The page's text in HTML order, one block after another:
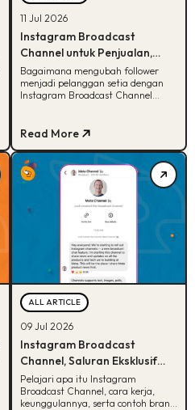
11 Jul 2026
Instagram Broadcast
Channel untuk Penjualan,
Lebih Efektif dari Iklan
Berbayar?
Bagaimana mengubah follower
menjadi pelanggan setia dengan
Instagram Broadcast Channel
Read More
ALL ARTICLE
09 Jul 2026
Instagram Broadcast
Channel, Saluran Eksklusif
yang Wajib Dicoba Brand
dan Creator
Pelajari apa itu Instagram
Broadcast Channel, cara kerja,
keunggulannya, serta contoh brand